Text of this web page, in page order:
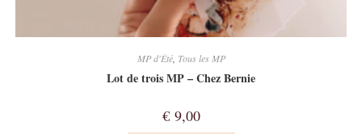
MP d'Été, Tous les MP
Lot de trois MP – Chez Bernie
€9,00